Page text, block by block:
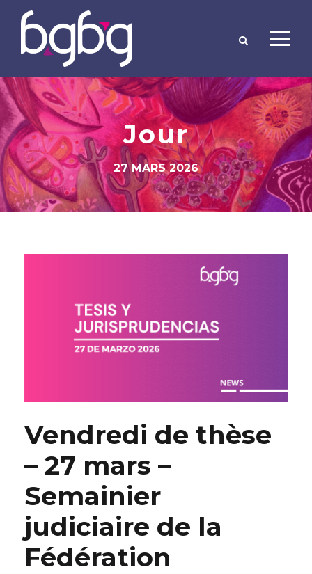
Jour
27 MARS 2026
Vendredi de thèse
– 27 mars –
Semainier
judiciaire de la
Fédération